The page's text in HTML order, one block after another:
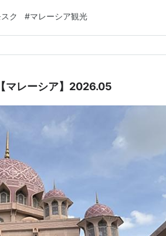
、 モスクだけでなく周辺の見どころも楽
ク #マレーシア観光
マレーシア】2026.05